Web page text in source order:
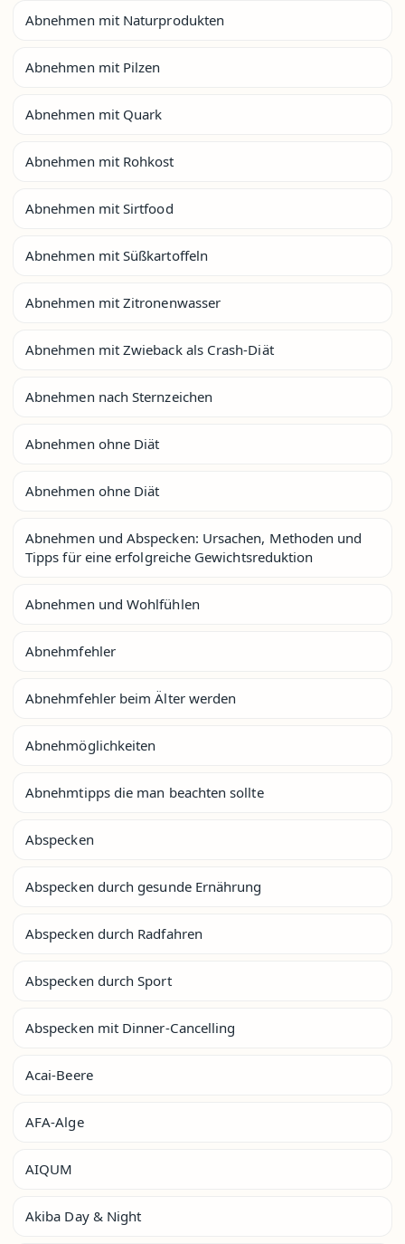
Abnehmen mit Naturprodukten
Abnehmen mit Pilzen
Abnehmen mit Quark
Abnehmen mit Rohkost
Abnehmen mit Sirtfood
Abnehmen mit Süßkartoffeln
Abnehmen mit Zitronenwasser
Abnehmen mit Zwieback als Crash-Diät
Abnehmen nach Sternzeichen
Abnehmen ohne Diät
Abnehmen ohne Diät
Abnehmen und Abspecken: Ursachen, Methoden und
Tipps für eine erfolgreiche Gewichtsreduktion
Abnehmen und Wohlfühlen
Abnehmfehler
Abnehmfehler beim Älter werden
Abnehmöglichkeiten
Abnehmtipps die man beachten sollte
Abspecken
Abspecken durch gesunde Ernährung
Abspecken durch Radfahren
Abspecken durch Sport
Abspecken mit Dinner-Cancelling
Acai-Beere
AFA-Alge
AIQUM
Akiba Day & Night